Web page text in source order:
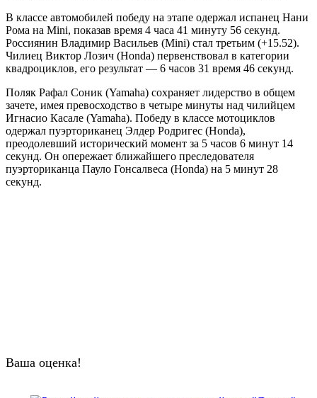
В классе автомобилей победу на этапе одержал испанец Нани
Рома на Mini, показав время 4 часа 41 минуту 56 секунд.
Россиянин Владимир Васильев (Mini) стал третьим (+15.52).
Чилиец Виктор Лозич (Honda) первенствовал в категории
квадроциклов, его результат — 6 часов 31 время 46 секунд.
Поляк Рафал Соник (Yamaha) сохраняет лидерство в общем
зачете, имея превосходство в четыре минуты над чилийцем
Игнасио Касале (Yamaha). Победу в классе мотоциклов
одержал пуэрториканец Элдер Родригес (Honda),
преодолевший исторический момент за 5 часов 6 минут 14
секунд. Он опережает ближайшего преследователя
пуэрториканца Пауло Гонсалвеса (Honda) на 5 минут 28
секунд.
Ваша оценка!